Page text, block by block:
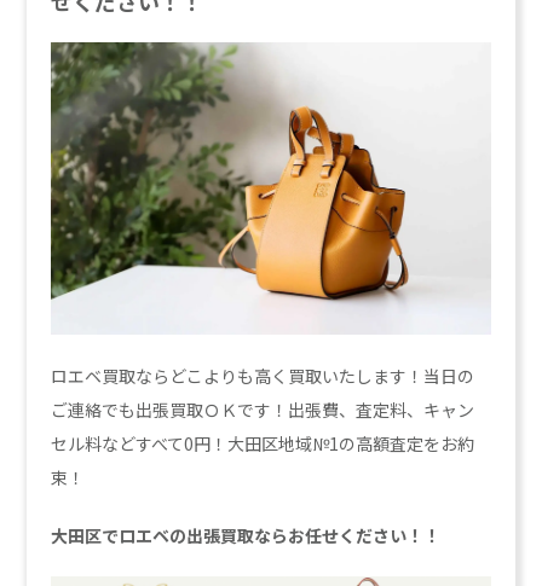
ロエベ買取ならどこよりも高く買取いたします！当日の
ご連絡でも出張買取ＯＫです！出張費、査定料、キャン
セル料などすべて0円！大田区地域№1の高額査定をお約
束！
大田区でロエベの出張買取ならお任せください！！